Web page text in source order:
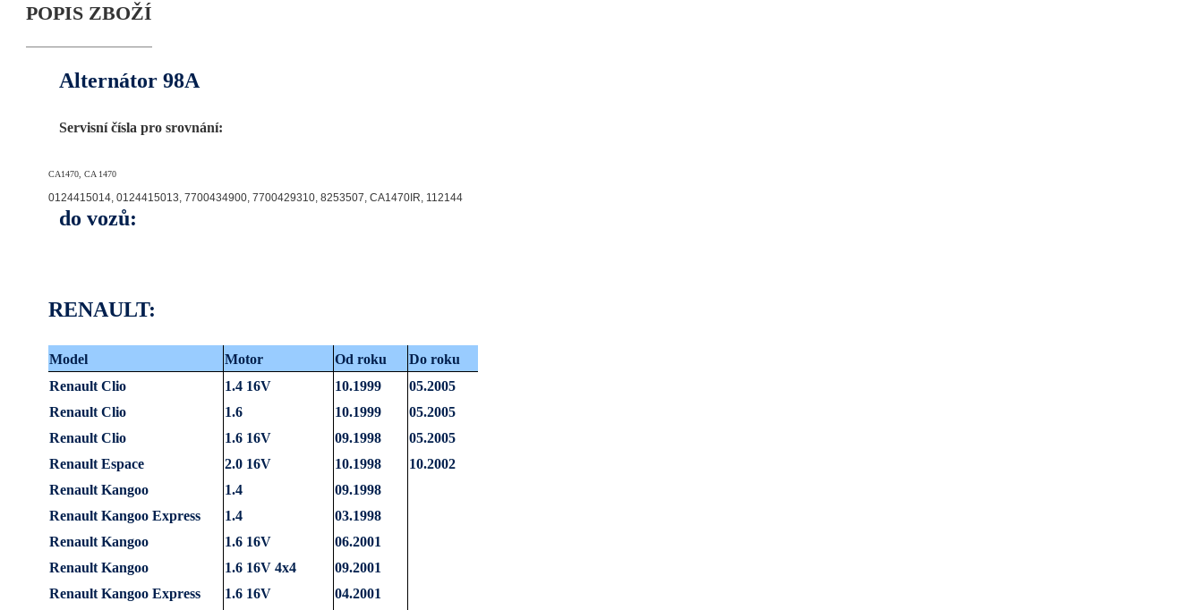
POPIS ZBOŽÍ
Alternátor 98A
Servisní čísla pro srovnání:
CA1470, CA 1470
0124415014, 0124415013, 7700434900, 7700429310, 8253507, CA1470IR, 112144
do vozů:
RENAULT:
Model Motor Od roku
Do roku
Renault Clio 1.4 16V 10.1999
05.2005
Renault Clio 1.6 10.1999
05.2005
Renault Clio 1.6 16V 09.1998
05.2005
Renault Espace 2.0 16V 10.1998
10.2002
Renault Kangoo 1.4
09.1998
Renault Kangoo Express 1.4
03.1998
Renault Kangoo 1.6 16V
06.2001
Renault Kangoo 1.6 16V 4x4
09.2001
Renault Kangoo Express 1.6 16V
04.2001